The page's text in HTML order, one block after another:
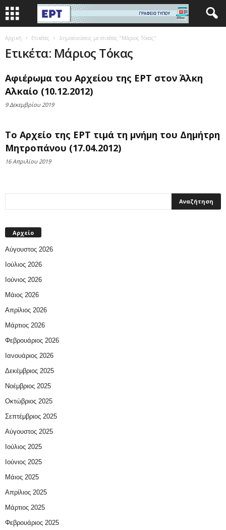
Αρχική Ετικέτες Δημοσιεύσεις με ετικέτες "Μάριος Τόκας"
Ετικέτα: Μάριος Τόκας
Αφιέρωμα του Αρχείου της ΕΡΤ στον Άλκη
Αλκαίο (10.12.2012)
9 Δεκεμβρίου 2019
Το Αρχείο της ΕΡΤ τιμά τη μνήμη του Δημήτρη
Μητροπάνου (17.04.2012)
16 Απριλίου 2019
Αρχείο
Αύγουστος 2026
Ιούλιος 2026
Ιούνιος 2026
Μάιος 2026
Απρίλιος 2026
Μάρτιος 2026
Φεβρουάριος 2026
Ιανουάριος 2026
Δεκέμβριος 2025
Νοέμβριος 2025
Οκτώβριος 2025
Σεπτέμβριος 2025
Αύγουστος 2025
Ιούλιος 2025
Ιούνιος 2025
Μάιος 2025
Απρίλιος 2025
Μάρτιος 2025
Φεβρουάριος 2025